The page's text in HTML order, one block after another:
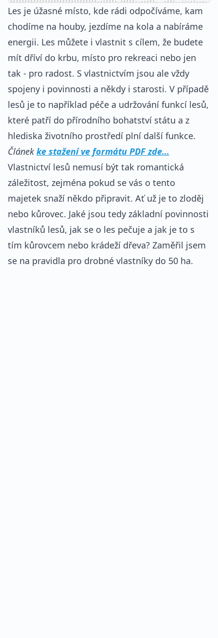
Les je úžasné místo, kde rádi odpočíváme, kam
chodíme na houby, jezdíme na kola a nabíráme
energii. Les můžete i vlastnit s cílem, že budete
mít dříví do krbu, místo pro rekreaci nebo jen
tak - pro radost. S vlastnictvím jsou ale vždy
spojeny i povinnosti a někdy i starosti. V případě
lesů je to například péče a udržování funkcí lesů,
které patří do přírodního bohatství státu a z
hlediska životního prostředí plní další funkce.
Článek ke stažení ve formátu PDF zde...
Vlastnictví lesů nemusí být tak romantická
záležitost, zejména pokud se vás o tento
majetek snaží někdo připravit. Ať už je to zloděj
nebo kůrovec. Jaké jsou tedy základní povinnosti
vlastníků lesů, jak se o les pečuje a jak je to s
tím kůrovcem nebo krádeží dřeva? Zaměřil jsem
se na pravidla pro drobné vlastníky do 50 ha.